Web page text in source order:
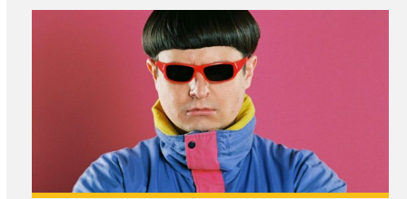
mezcla de post-punk, coldwave y letras
profundamente melancólicas.